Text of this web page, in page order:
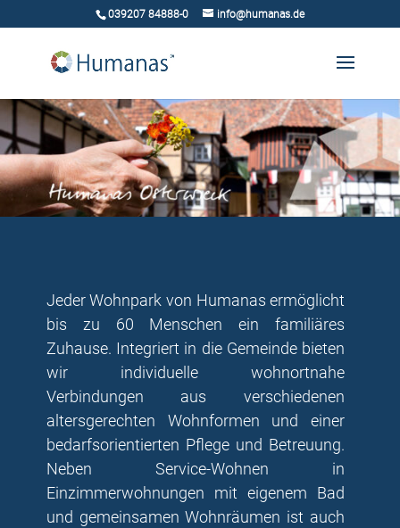
039207 84888-0 info@humanas.de
Jeder Wohnpark von Humanas ermöglicht
bis zu 60 Menschen ein familiäres
Zuhause. Integriert in die Gemeinde bieten
wir individuelle wohnortnahe
Verbindungen aus verschiedenen
altersgerechten Wohnformen und einer
bedarfsorientierten Pflege und Betreuung.
Neben Service-Wohnen in
Einzimmerwohnungen mit eigenem Bad
und gemeinsamen Wohnräumen ist auch